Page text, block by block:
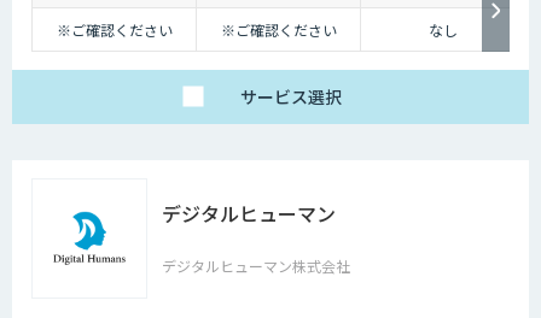
※ご確認ください
※ご確認ください なし
サービス選択
デジタルヒューマン
デジタルヒューマン株式会社